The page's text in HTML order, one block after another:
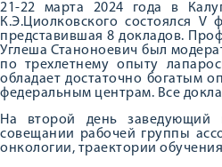
21-22 марта 2024 года в
К.Э.Циолковского состоялся
представившая 8 докладов.
Углеша Станоноевич был
по трехлетнему опыту
обладает достаточно богатым
федеральным центрам. Все
На второй день заведующий
совещании рабочей группы
онкологии, траектории